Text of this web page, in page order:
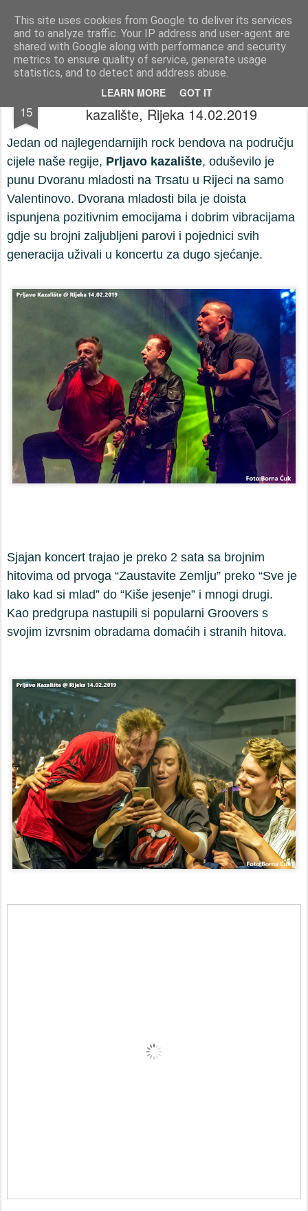
This site uses cookies from Google to deliver its services
and to analyze traffic. Your IP address and user-agent are
shared with Google along with performance and security
metrics to ensure quality of service, generate usage
statistics, and to detect and address abuse.
LEARN MORE GOT IT
Press-Photo.eu © News, Media, Concerts, Music, all Events
Početna stranica
Kontakt Početna stranica Kontakt
15
Koncert za Valentinovo @ Prljavo
kazalište, Rijeka 14.02.2019
Jedan od najlegendarnijih rock bendova na području
cijele naše regije, Prljavo kazalište, oduševilo je
punu Dvoranu mladosti na Trsatu u Rijeci na samo
Valentinovo. Dvorana mladosti bila je doista
ispunjena pozitivnim emocijama i dobrim vibracijama
gdje su brojni zaljubljeni parovi i pojednici svih
generacija uživali u koncertu za dugo sjećanje.
Sjajan koncert trajao je preko 2 sata sa brojnim
hitovima od prvoga “Zaustavite Zemlju” preko “Sve je
lako kad si mlad” do “Kiše jesenje” i mnogi drugi.
Kao predgrupa nastupili si popularni Groovers s
svojim izvrsnim obradama domaćih i stranih hitova.